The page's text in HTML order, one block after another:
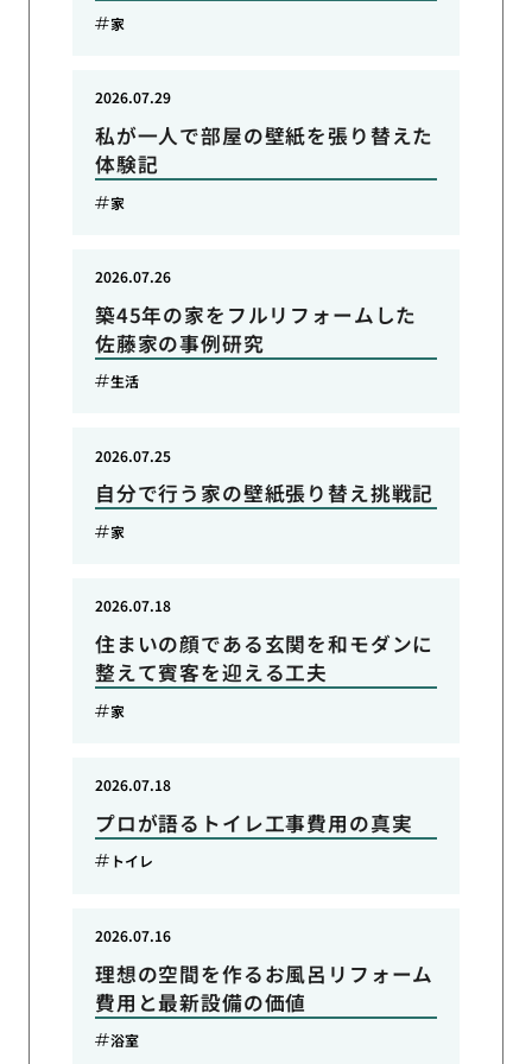
家
私が一人で部屋の壁紙を張り替えた
体験記
2026.07.29
家
築45年の家をフルリフォームした
佐藤家の事例研究
2026.07.26
生活
自分で行う家の壁紙張り替え挑戦記
2026.07.25
家
住まいの顔である玄関を和モダンに
整えて賓客を迎える工夫
2026.07.18
家
プロが語るトイレ工事費用の真実
2026.07.18
トイレ
理想の空間を作るお風呂リフォーム
費用と最新設備の価値
2026.07.16
浴室